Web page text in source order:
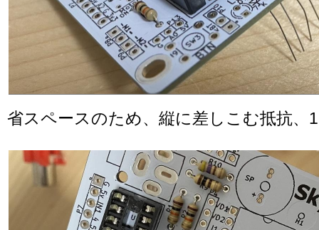
省スペースのため、縦に差しこむ抵抗、